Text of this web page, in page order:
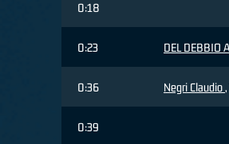
0:18
0:23 DEL DEBBIO
0:36 Negri Claudio
0:39